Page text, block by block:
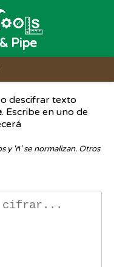
Pipe
descifrar texto
. Escribe en uno de
y 'ñ' se normalizan. Otros